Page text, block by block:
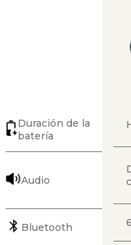
Duración de la
batería
Audio
Bluetooth 6